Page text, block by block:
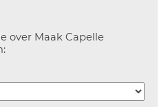
over Maak CapelleAanvinken
Aanvinken om informatie over